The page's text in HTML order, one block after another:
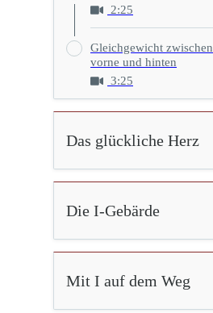
2:25
Gleichgewicht zwischen
vorne und hinten
3:25
Das glückliche Herz
Die I-Gebärde
Mit I auf dem Weg